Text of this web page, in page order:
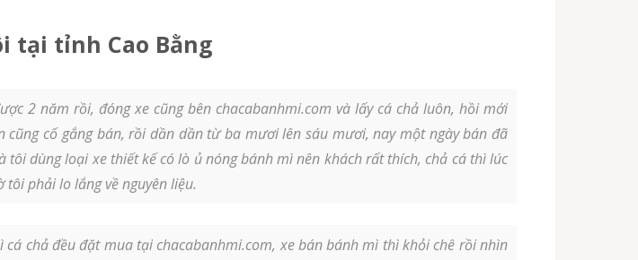
tại tỉnh Cao Bằng
2 năm rồi, đóng xe cũng bên chacabanhmi.com và lấy cá chả luôn, hồi mới
cố gắng bán, rồi dần dần từ ba mươi lên sáu mươi, nay một ngày bán đã
dùng loại xe thiết kế có lò ủ nóng bánh mì nên khách rất thích, chả cá thì lúc
phải lo lắng về nguyên liệu.
chả đều đặt mua tại chacabanhmi.com, xe bán bánh mì thì khỏi chê rồi nhìn